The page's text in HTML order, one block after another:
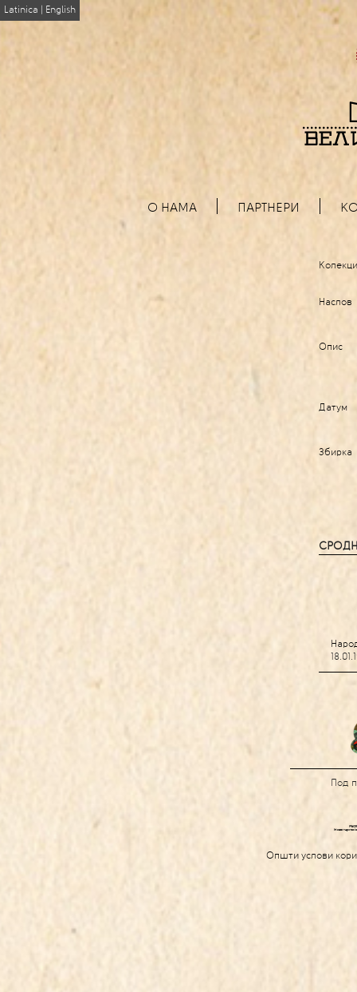
Latinica English
О НАМА ПАРТНЕРИ
Наслов
Опис
Датум
Збирка
Под
Општи услови